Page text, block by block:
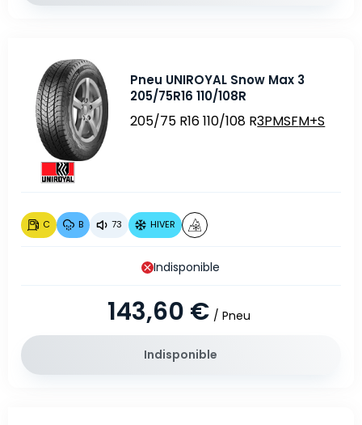
Pneu UNIROYAL Snow Max 3
205/75R16 110/108R
205/75 R16 110/108 R3PMSFM+S
C B 73 HIVER
143,60 € / Pneu
Indisponible
Indisponible